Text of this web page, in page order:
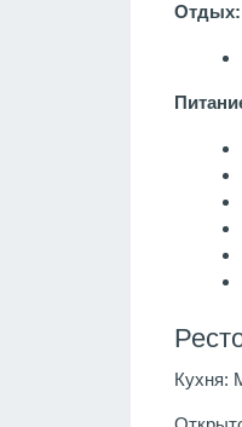
Отдых:
Кухня: